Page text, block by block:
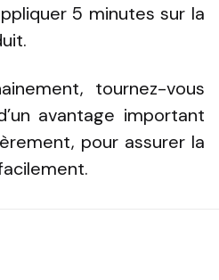
5 minutes sur la
tournez-vous
avantage important
pour assurer la